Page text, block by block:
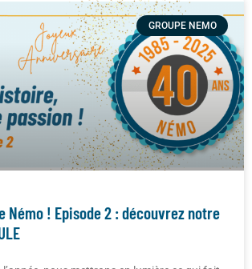
GROUPE NEMO
Némo ! Episode 2 : découvrez notre